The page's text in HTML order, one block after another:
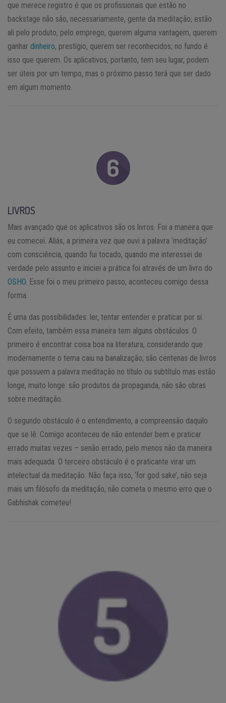
que merece registro é que os profissionais que estão no
backstage não são, necessariamente, gente da meditação; estão
ali pelo produto, pelo emprego, querem alguma vantagem, querem
ganhar dinheiro, prestígio, querem ser reconhecidos; no fundo é
isso que querem. Os aplicativos, portanto, tem seu lugar, podem
ser úteis por um tempo, mas o próximo passo terá que ser dado
em algum momento.
LIVROS
Mais avançado que os aplicativos são os livros. Foi a maneira que
eu comecei. Aliás, a primeira vez que ouvi a palavra ‘meditação’
com consciência, quando fui tocado, quando me interessei de
verdade pelo assunto e iniciei a prática foi através de um livro do
OSHO. Esse foi o meu primeiro passo, aconteceu comigo dessa
forma.
É uma das possibilidades: ler, tentar entender e praticar por si.
Com efeito, também essa maneira tem alguns obstáculos. O
primeiro é encontrar coisa boa na literatura, considerando que
modernamente o tema caiu na banalização; são centenas de livros
que possuem a palavra meditação no título ou subtítulo mas estão
longe, muito longe: são produtos da propaganda, não são obras
sobre meditação.
O segundo obstáculo é o entendimento, a compreensão daquilo
que se lê. Comigo aconteceu de não entender bem e praticar
errado muitas vezes – senão errado, pelo menos não da maneira
mais adequada. O terceiro obstáculo é o praticante virar um
intelectual da meditação. Não faça isso, ‘for god sake’, não seja
mais um filósofo da meditação, não cometa o mesmo erro que o
Gabhishak cometeu!